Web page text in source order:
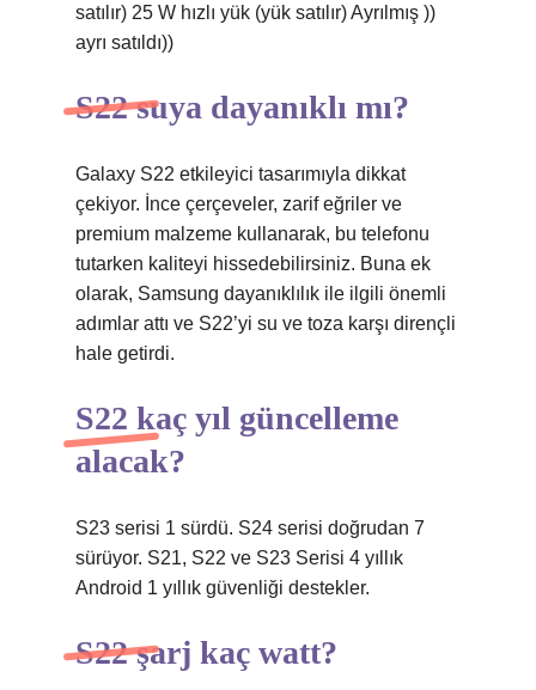
satılır) 25 W hızlı yük (yük satılır) Ayrılmış ))
ayrı satıldı))
S22 suya dayanıklı mı?
Galaxy S22 etkileyici tasarımıyla dikkat
çekiyor. İnce çerçeveler, zarif eğriler ve
premium malzeme kullanarak, bu telefonu
tutarken kaliteyi hissedebilirsiniz. Buna ek
olarak, Samsung dayanıklılık ile ilgili önemli
adımlar attı ve S22’yi su ve toza karşı dirençli
hale getirdi.
S22 kaç yıl güncelleme
alacak?
S23 serisi 1 sürdü. S24 serisi doğrudan 7
sürüyor. S21, S22 ve S23 Serisi 4 yıllık
Android 1 yıllık güvenliği destekler.
S22 şarj kaç watt?